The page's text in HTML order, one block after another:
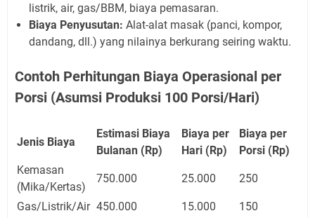
listrik, air, gas/BBM, biaya pemasaran.
Biaya Penyusutan: Alat-alat masak (panci, kompor,
dandang, dll.) yang nilainya berkurang seiring waktu.
Contoh Perhitungan Biaya Operasional per
Porsi (Asumsi Produksi 100 Porsi/Hari)
Jenis Biaya
Estimasi Biaya
Bulanan (Rp)
Biaya per
Hari (Rp)
Biaya per
Porsi (Rp)
Kemasan
(Mika/Kertas)
750.000 25.000 250
Gas/Listrik/Air 450.000 15.000
150